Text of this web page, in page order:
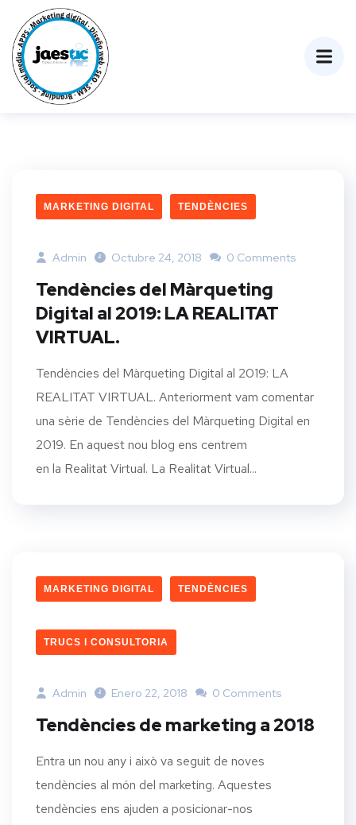
MARKETING DIGITAL TENDÈNCIES
Admin Octubre 24, 2018 0 Comments
Tendències del Màrqueting
Digital al 2019: LA REALITAT
VIRTUAL.
Tendències del Màrqueting Digital al 2019: LA
REALITAT VIRTUAL. Anteriorment vam comentar
una sèrie de Tendències del Màrqueting Digital en
2019. En aquest nou blog ens centrem
en la Realitat Virtual. La Realitat Virtual...
MARKETING DIGITAL TENDÈNCIES
TRUCS I CONSULTORIA
Admin Enero 22, 2018 0 Comments
Tendències de marketing a 2018
Entra un nou any i això va seguit de noves
tendències al món del marketing. Aquestes
tendències ens ajuden a posicionar-nos